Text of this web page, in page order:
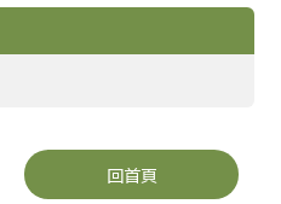
回首頁